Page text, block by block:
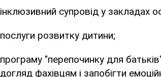
інклюзивний супровід у закладах
послуги розвитку дитини;
програму "перепочинку для
догляд фахівцям і запобігти